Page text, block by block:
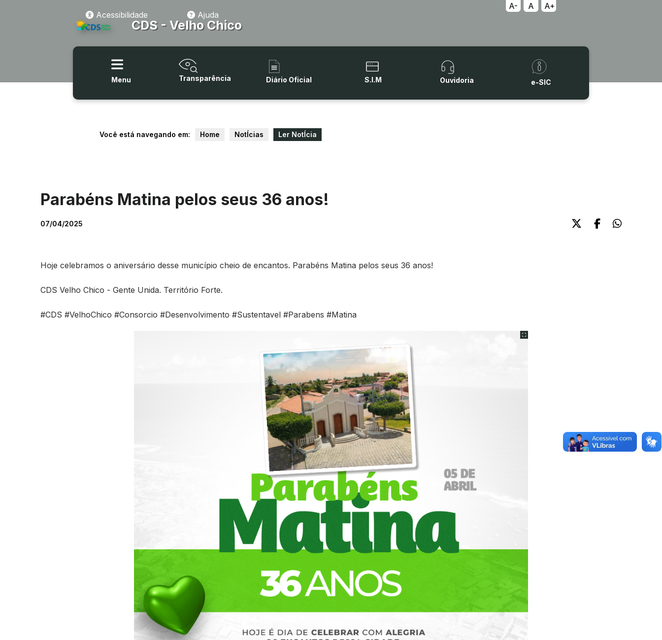
A- A
A+
Acessibilidade
Ajuda
CDS - Velho Chico
Menu Transparência Diário Oficial S.I.M Ouvidoria e-SIC
Você está navegando em: Home NotÍcias Ler NotÍcia
Parabéns Matina pelos seus 36 anos!
07/04/2025
Hoje celebramos o aniversário desse município cheio de encantos. Parabéns Matina pelos seus 36 anos!
CDS Velho Chico - Gente Unida. Território Forte.
#CDS #VelhoChico #Consorcio #Desenvolvimento #Sustentavel #Parabens #Matina